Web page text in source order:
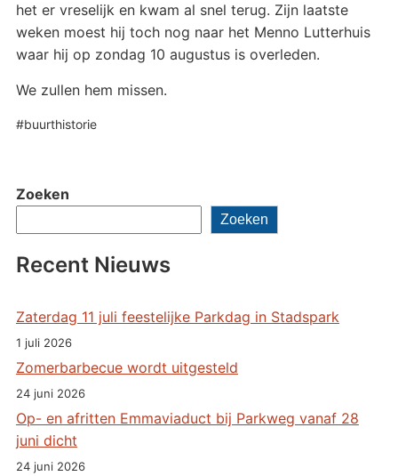
Zoeken
Zoeken
Recent Nieuws
Zaterdag 11 juli feestelijke Parkdag in Stadspark
1 juli 2026
Zomerbarbecue wordt uitgesteld
24 juni 2026
Op- en afritten Emmaviaduct bij Parkweg vanaf 28
juni dicht
24 juni 2026
het er vreselijk en kwam al snel terug. Zijn laatste
weken moest hij toch nog naar het Menno Lutterhuis
waar hij op zondag 10 augustus is overleden.
We zullen hem missen.
#buurthistorie